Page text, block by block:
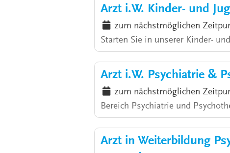
Arzt i.W. Kinder- und
zum nächstmöglichen
Starten Sie in unserer Kinder-
Arzt i.W. Psychiatrie &
zum nächstmöglichen
Bereich Psychiatrie und
Arzt in Weiterbildung